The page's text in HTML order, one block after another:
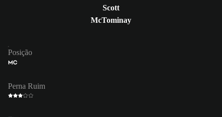
Scott
McTominay
Posição
MC
Perna Ruim